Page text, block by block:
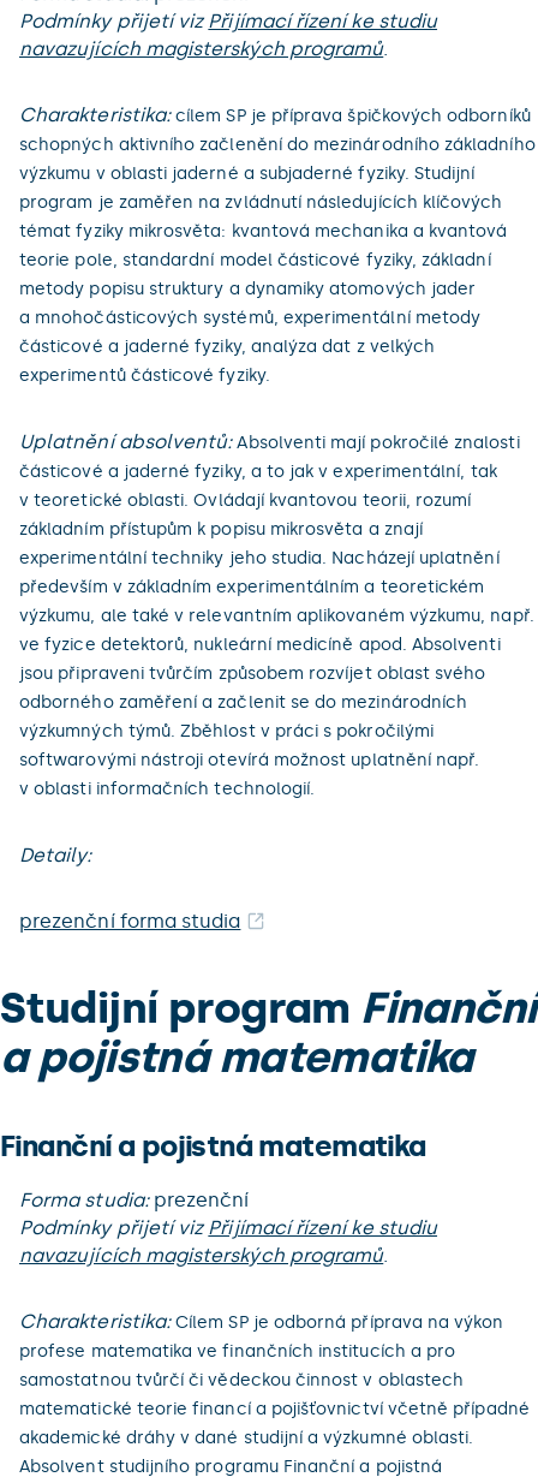
Podmínky přijetí viz Přijímací řízení ke studiu
navazujících magisterských programů.
Charakteristika: cílem SP je příprava špičkových odborníků
schopných aktivního začlenění do mezinárodního základního
výzkumu v oblasti jaderné a subjaderné fyziky. Studijní
program je zaměřen na zvládnutí následujících klíčových
témat fyziky mikrosvěta: kvantová mechanika a kvantová
teorie pole, standardní model částicové fyziky, základní
metody popisu struktury a dynamiky atomových jader
a mnohočásticových systémů, experimentální metody
částicové a jaderné fyziky, analýza dat z velkých
experimentů částicové fyziky.
Uplatnění absolventů: Absolventi mají pokročilé znalosti
částicové a jaderné fyziky, a to jak v experimentální, tak
v teoretické oblasti. Ovládají kvantovou teorii, rozumí
základním přístupům k popisu mikrosvěta a znají
experimentální techniky jeho studia. Nacházejí uplatnění
především v základním experimentálním a teoretickém
výzkumu, ale také v relevantním aplikovaném výzkumu, např.
ve fyzice detektorů, nukleární medicíně apod. Absolventi
jsou připraveni tvůrčím způsobem rozvíjet oblast svého
odborného zaměření a začlenit se do mezinárodních
výzkumných týmů. Zběhlost v práci s pokročilými
softwarovými nástroji otevírá možnost uplatnění např.
v oblasti informačních technologií.
Detaily:
prezenční forma studia
Studijní program Finanční
a pojistná matematika
Finanční a pojistná matematika
Forma studia:prezenční
Podmínky přijetí viz Přijímací řízení ke studiu
navazujících magisterských programů.
Charakteristika: Cílem SP je odborná příprava na výkon
profese matematika ve finančních institucích a pro
samostatnou tvůrčí či vědeckou činnost v oblastech
matematické teorie financí a pojišťovnictví včetně případné
akademické dráhy v dané studijní a výzkumné oblasti.
Absolvent studijního programu Finanční a pojistná